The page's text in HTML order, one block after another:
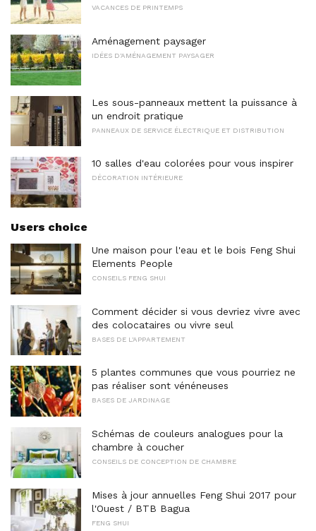
VACANCES DE PRINTEMPS
Aménagement paysager
IDÉES D'AMÉNAGEMENT PAYSAGER
Les sous-panneaux mettent la puissance à
un endroit pratique
PANNEAUX DE SERVICE ÉLECTRIQUE ET DISTRIBUTION
10 salles d'eau colorées pour vous inspirer
DÉCORATION INTÉRIEURE
Users choice
Une maison pour l'eau et le bois Feng Shui
Elements People
CONSEILS FENG SHUI
Comment décider si vous devriez vivre avec
des colocataires ou vivre seul
BASES DE L'APPARTEMENT
5 plantes communes que vous pourriez ne
pas réaliser sont vénéneuses
BASES DE JARDINAGE
Schémas de couleurs analogues pour la
chambre à coucher
CONSEILS DE CONCEPTION DE CHAMBRE
Mises à jour annuelles Feng Shui 2017 pour
l'Ouest / BTB Bagua
FENG SHUI